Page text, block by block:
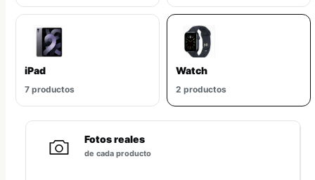
iPad
7 productos
Watch
2 productos
Fotos reales
de cada producto